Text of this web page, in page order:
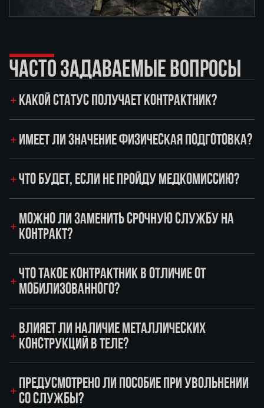
ЧАСТО ЗАДАВАЕМЫЕ ВОПРОСЫ
КАКОЙ СТАТУС ПОЛУЧАЕТ КОНТРАКТНИК?
ИМЕЕТ ЛИ ЗНАЧЕНИЕ ФИЗИЧЕСКАЯ ПОДГОТОВКА?
ЧТО БУДЕТ, ЕСЛИ НЕ ПРОЙДУ МЕДКОМИССИЮ?
МОЖНО ЛИ ЗАМЕНИТЬ СРОЧНУЮ СЛУЖБУ НА
КОНТРАКТ?
ЧТО ТАКОЕ КОНТРАКТНИК В ОТЛИЧИЕ ОТ
МОБИЛИЗОВАННОГО?
ВЛИЯЕТ ЛИ НАЛИЧИЕ МЕТАЛЛИЧЕСКИХ
КОНСТРУКЦИЙ В ТЕЛЕ?
ПРЕДУСМОТРЕНО ЛИ ПОСОБИЕ ПРИ УВОЛЬНЕНИИ
СО СЛУЖБЫ?